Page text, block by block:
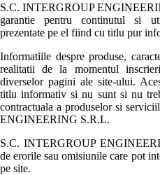
S.C. INTERGROUP
garantie pentru continutul si
prezentate pe el fiind cu titlu pur
Informatiile despre produse,
realitatii de la momentul
diverselor pagini ale site-ului.
titlu informativ si nu sunt si nu
contractuala a produselor si
ENGINEERING S.R.L.
S.C. INTERGROUP
de erorile sau omisiunile care pot
pe site.